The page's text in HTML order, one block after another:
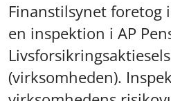
Finanstilsynet foretog
en inspektion i AP
(virksomheden).